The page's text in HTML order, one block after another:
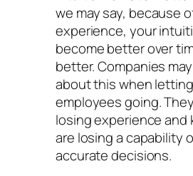
we may say, because
experience, your
become better over
better. Companies
about this when
employees going.
losing experience and
are losing a capability
accurate decisions.